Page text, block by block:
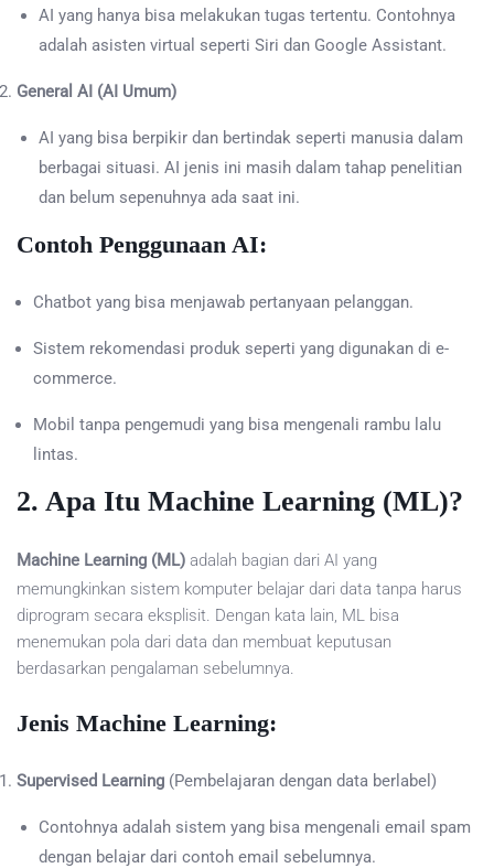
AI yang hanya bisa melakukan tugas tertentu. Contohnya
adalah asisten virtual seperti Siri dan Google Assistant.
General AI (AI Umum)
AI yang bisa berpikir dan bertindak seperti manusia dalam
berbagai situasi. AI jenis ini masih dalam tahap penelitian
dan belum sepenuhnya ada saat ini.
Contoh Penggunaan AI:
Chatbot yang bisa menjawab pertanyaan pelanggan.
Sistem rekomendasi produk seperti yang digunakan di e-
commerce.
Mobil tanpa pengemudi yang bisa mengenali rambu lalu
lintas.
2. Apa Itu Machine Learning (ML)?
Machine Learning (ML) adalah bagian dari AI yang
memungkinkan sistem komputer belajar dari data tanpa harus
diprogram secara eksplisit. Dengan kata lain, ML bisa
menemukan pola dari data dan membuat keputusan
berdasarkan pengalaman sebelumnya.
Jenis Machine Learning:
Supervised Learning (Pembelajaran dengan data berlabel)
Contohnya adalah sistem yang bisa mengenali email spam
dengan belajar dari contoh email sebelumnya.